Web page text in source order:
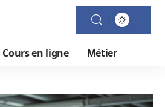
Cours en ligne Métier